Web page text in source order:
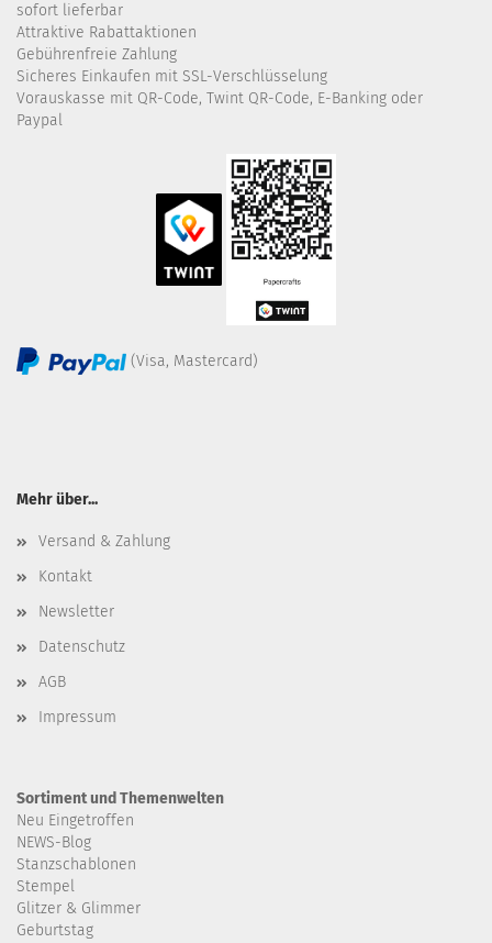
sofort lieferbar
Attraktive Rabattaktionen
Gebührenfreie Zahlung
Sicheres Einkaufen mit SSL-Verschlüsselung
Vorauskasse mit QR-Code, Twint QR-Code, E-Banking oder
Paypal
(Visa, Mastercard)
Mehr über...
Versand & Zahlung
Kontakt
Newsletter
Datenschutz
AGB
Impressum
Sortiment und Themenwelten
Neu Eingetroffen
NEWS-Blog
Stanzschablonen
Stempel
Glitzer & Glimmer
Geburtstag